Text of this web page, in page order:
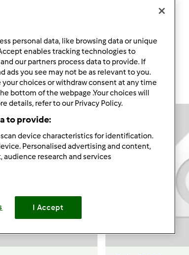
para:
Ordenar por:
Mais Recentes
personal data, like browsing data or unique
enables tracking technologies to
our partners process data to provide. If
ads you see may not be as relevant to you.
choices or withdraw consent at any time
bottom of the webpage .Your choices will
details, refer to our Privacy Policy.
to provide:
device characteristics for identification.
Personalised advertising and content,
research and services
I Accept